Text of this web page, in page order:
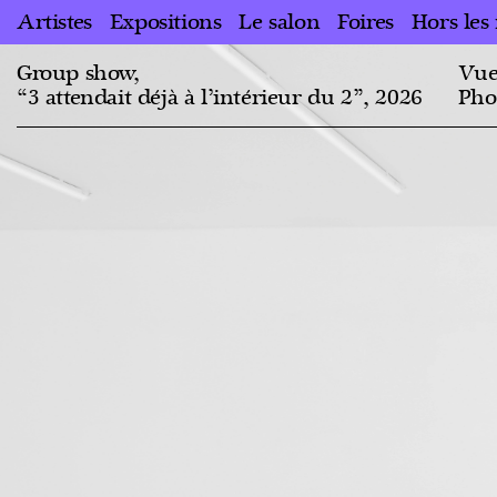
Artistes Expositions Le salon Foires Hors
Group show,
“3 attendait déjà à l’intérieur du 2”, 2026